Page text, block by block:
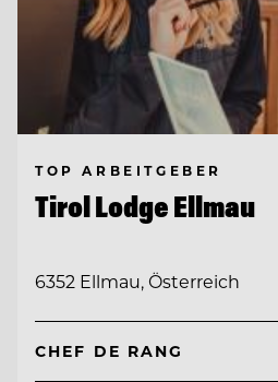
TOP ARBEITGEBER
Tirol Lodge Ellmau
6352 Ellmau, Österreich
CHEF DE RANG